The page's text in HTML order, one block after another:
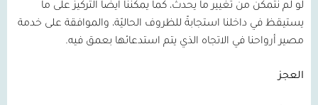
لو لم نتمكن من تغيير ما يحدث، كما يمكننا أيضًا التركيز على ما
يستيقظ في داخلنا استجابةً للظروف الحاليّة، والموافقة على خدمة
مصير أرواحنا في الاتجاه الذي يتم استدعائها بعمق فيه.
العجز